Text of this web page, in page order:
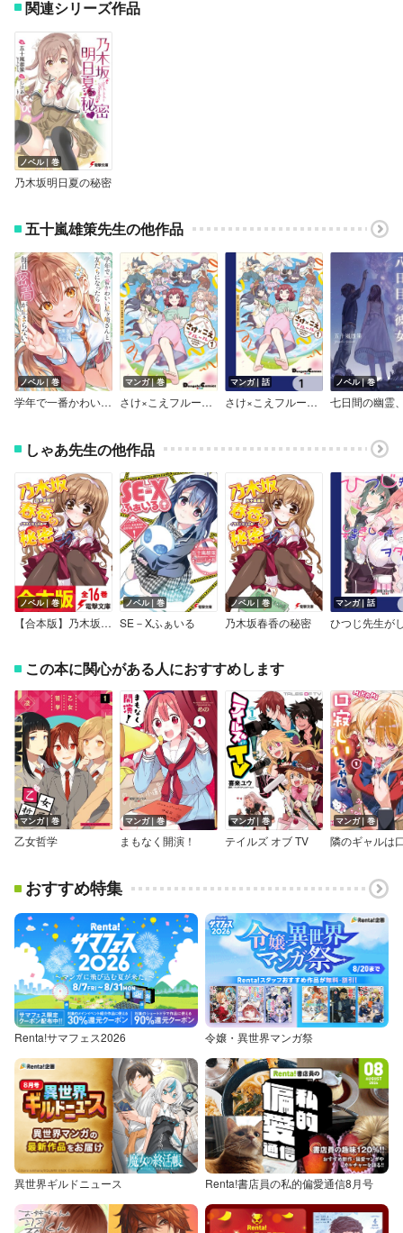
関連シリーズ作品
ノベル｜巻
乃木坂明日夏の秘密
五十嵐雄策先生の他作品
ノベル｜巻
学年で一番かわいい星ヶ崎さんと友だちになったら毎日密着が止まらない
マンガ｜巻
さけ×こえフルール～花めく新米声優ちゃんは日本酒女神と夢を見る～
マンガ｜話
さけ×こえフルール～花めく新米声優ちゃんは日本酒女神と夢を見る～【分冊版】
ノベル｜巻
しゃあ先生の他作品
ノベル｜巻
【合本版】乃木坂春香の秘密
ノベル｜巻
SE－Xふぁいる
ノベル｜巻
乃木坂春香の秘密
マンガ｜話
この本に関心がある人におすすめします
マンガ｜巻
乙女哲学
マンガ｜巻
まもなく開演！
マンガ｜巻
テイルズ オブ TV
マンガ｜巻
おすすめ特集
Renta!サマフェス2026 令嬢・異世界マンガ祭
異世界ギルドニュース Renta!書店員の私的偏愛通信8月号